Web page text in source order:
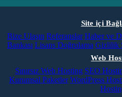
Site içi
Bize Ulaşın Referanslar Haber ve
Bankası Lisans Doğrulama Gizlilik
Web
Sınırsız Web Hosting SEO
Kurumsal Paketler WordPress